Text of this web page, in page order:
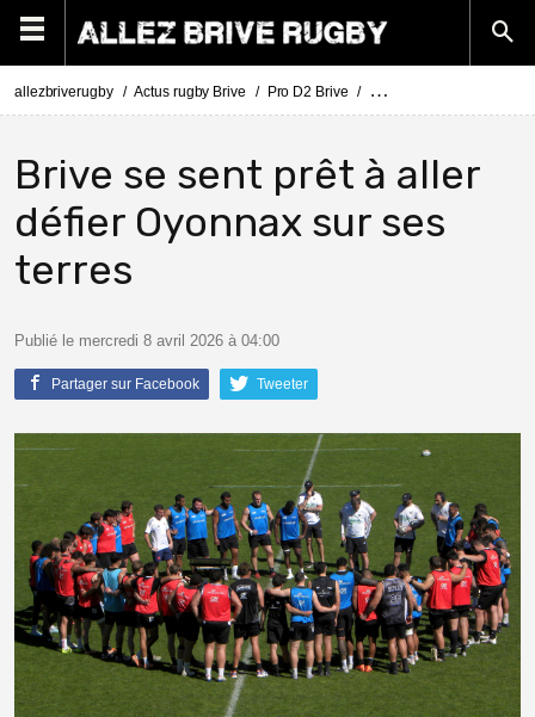
allezbriverugby Actus rugby Brive Pro D2 Brive Le CA Brive se prépare
Brive se sent prêt à aller
défier Oyonnax sur ses
terres
Publié le mercredi 8 avril 2026 à 04:00
Partager sur Facebook Tweeter